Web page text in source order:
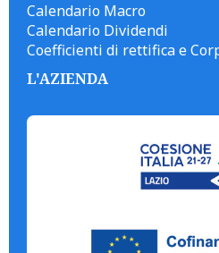
Calendario Macro
Calendario Dividendi
Coefficienti di rettifica e
L'AZIENDA